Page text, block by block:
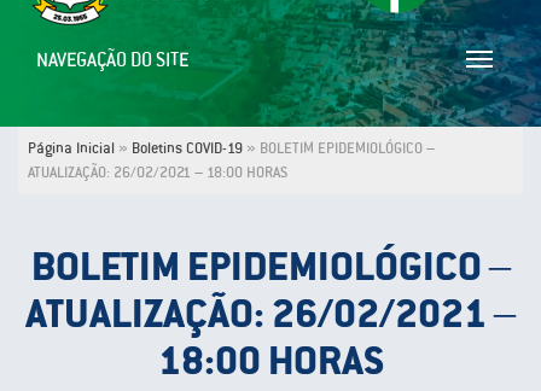
Toggle
NAVEGAÇÃO DO SITE
Página Inicial » Boletins COVID-19 » BOLETIM EPIDEMIOLÓGICO –
ATUALIZAÇÃO: 26/02/2021 – 18:00 HORAS
BOLETIM EPIDEMIOLÓGICO –
ATUALIZAÇÃO: 26/02/2021 –
18:00 HORAS